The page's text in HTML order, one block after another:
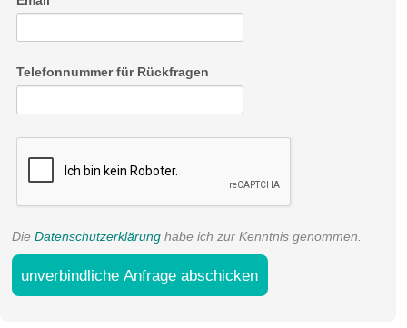
Telefonnummer für Rückfragen
Die Datenschutzerklärung habe ich zur Kenntnis genommen.
unverbindliche Anfrage abschicken